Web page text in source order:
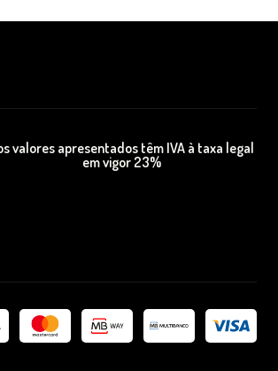
valores apresentados têm IVA à taxa legal
em vigor 23%